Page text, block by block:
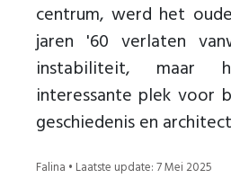
centrum, werd het
jaren '60 verlaten
instabiliteit,
interessante plek voor
geschiedenis en
Falina • Laatste update: 7 Mei 2025